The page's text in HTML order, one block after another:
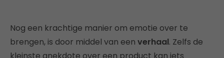
Nog een krachtige manier om emotie over te
brengen, is door middel van een verhaal. Zelfs de
kleinste anekdote over een product kan iets